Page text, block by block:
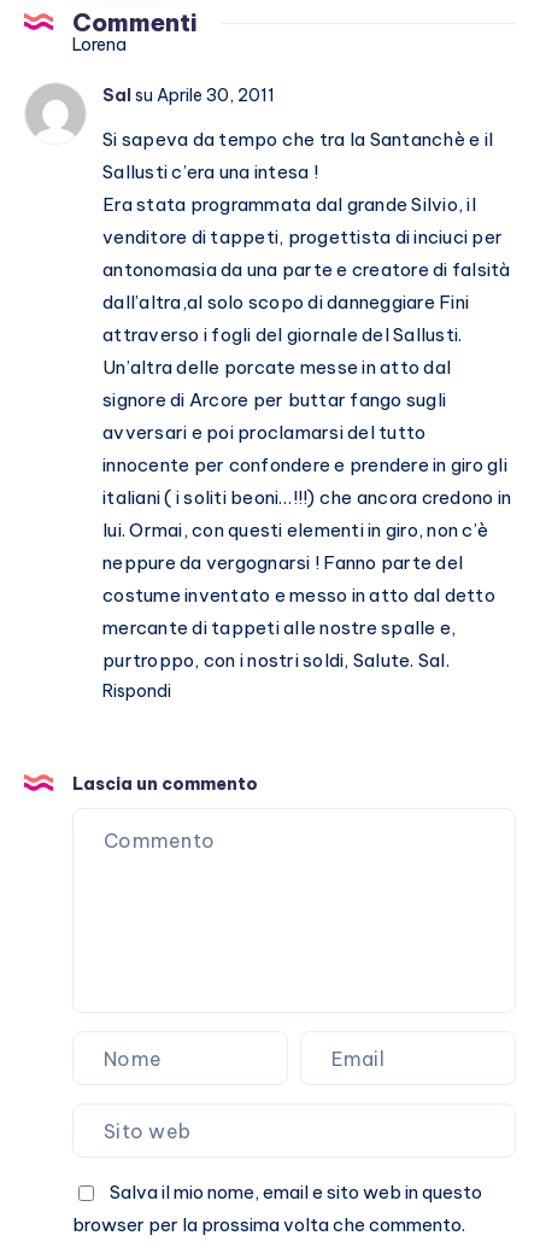
polemiche
con
Dimitri
Lorena
Commenti
Salsu Aprile 30, 2011
Si sapeva da tempo che tra la Santanchè e il
Sallusti c’era una intesa !
Era stata programmata dal grande Silvio, il
venditore di tappeti, progettista di inciuci per
antonomasia da una parte e creatore di falsità
dall’altra,al solo scopo di danneggiare Fini
attraverso i fogli del giornale del Sallusti.
Un’altra delle porcate messe in atto dal
signore di Arcore per buttar fango sugli
avversari e poi proclamarsi del tutto
innocente per confondere e prendere in giro gli
italiani ( i soliti beoni…!!!) che ancora credono in
lui. Ormai, con questi elementi in giro, non c’è
neppure da vergognarsi ! Fanno parte del
costume inventato e messo in atto dal detto
mercante di tappeti alle nostre spalle e,
purtroppo, con i nostri soldi, Salute. Sal.
Rispondi
Lascia un commento
Salva il mio nome, email e sito web in questo
browser per la prossima volta che commento.